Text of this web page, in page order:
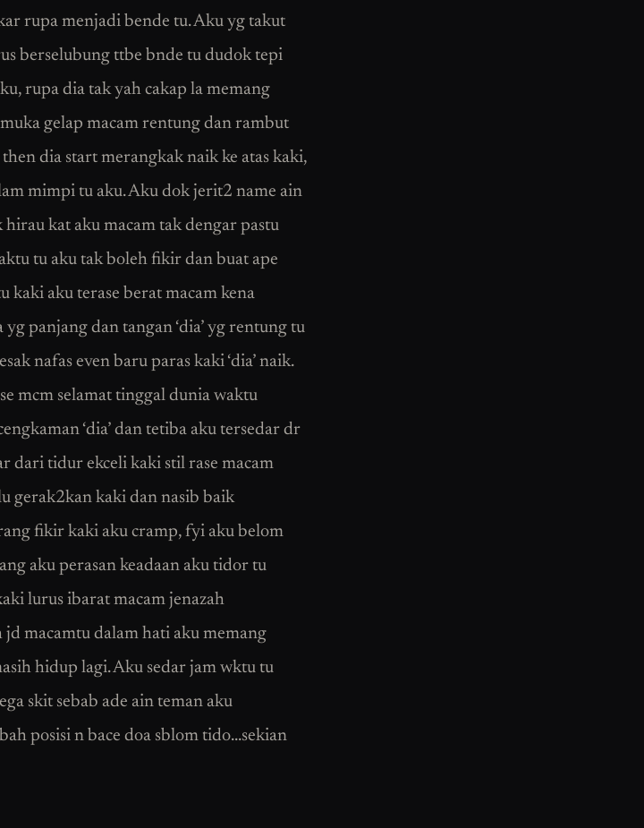
rupa menjadi bende tu. Aku yg takut
berselubung ttbe bnde tu dudok tepi
rupa dia tak yah cakap la memang
gelap macam rentung dan rambut
dia start merangkak naik ke atas kaki,
mimpi tu aku. Aku dok jerit2 name ain
kat aku macam tak dengar pastu
tu aku tak boleh fikir dan buat ape
kaki aku terase berat macam kena
panjang dan tangan ‘dia’ yg rentung tu
nafas even baru paras kaki ‘dia’ naik.
mcm selamat tinggal dunia waktu
‘dia’ dan tetiba aku tersedar dr
dari tidur ekceli kaki stil rase macam
gerak2kan kaki dan nasib baik
fikir kaki aku cramp, fyi aku belom
aku perasan keadaan aku tidor tu
lurus ibarat macam jenazah
macamtu dalam hati aku memang
hidup lagi. Aku sedar jam wktu tu
skit sebab ade ain teman aku
posisi n bace doa sblom tido…sekian